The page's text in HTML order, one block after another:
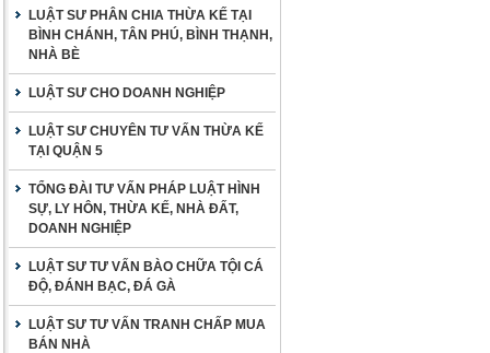
LUẬT SƯ PHÂN CHIA THỪA KẾ TẠI
BÌNH CHÁNH, TÂN PHÚ, BÌNH THẠNH,
NHÀ BÈ
LUẬT SƯ CHO DOANH NGHIỆP
LUẬT SƯ CHUYÊN TƯ VẤN THỪA KẾ
TẠI QUẬN 5
TỔNG ĐÀI TƯ VẤN PHÁP LUẬT HÌNH
SỰ, LY HÔN, THỪA KẾ, NHÀ ĐẤT,
DOANH NGHIỆP
LUẬT SƯ TƯ VẤN BÀO CHỮA TỘI CÁ
ĐỘ, ĐÁNH BẠC, ĐÁ GÀ
LUẬT SƯ TƯ VẤN TRANH CHẤP MUA
BÁN NHÀ